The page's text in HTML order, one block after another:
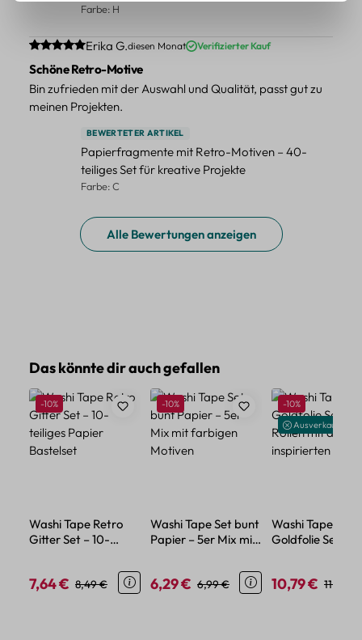
Farbe: H
Durchschnittliche Bewertung von 5 von 5 Sternen
Erika G.diesen Monat Verifizierter Kauf
Schöne Retro-Motive
Bin zufrieden mit der Auswahl und Qualität, passt gut zu
meinen Projekten.
BEWERTETER ARTIKEL
Papierfragmente mit Retro-Motiven – 40-
teiliges Set für kreative Projekte
Farbe: C
Alle Bewertungen anzeigen
Produktgalerie überspringen
Das könnte dir auch gefallen
Rabatt
-10%
Washi Tape Retro
Gitter Set – 10-
Verkaufspreis:
7,64 € Regulärer Preis:
8,49 €
Rabatt
-10%
Washi Tape Set bunt
Papier – 5er Mix mit
Verkaufspreis:
6,29 € Regulärer Preis:
6,99 €
Rabatt
-10%
Ausverkauft
Washi Tape
Goldfolie Set – 5
Verkaufspreis:
10,79 € 11,99 €